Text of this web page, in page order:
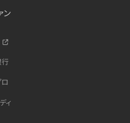
ン
ィ